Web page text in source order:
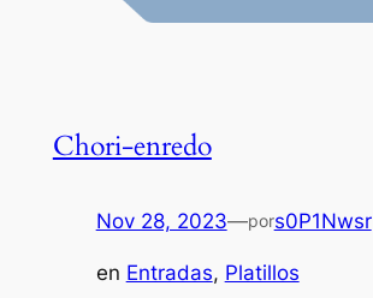
Chori-enredo
Nov 28, 2023—pors0P1Nwsr
en Entradas, Platillos